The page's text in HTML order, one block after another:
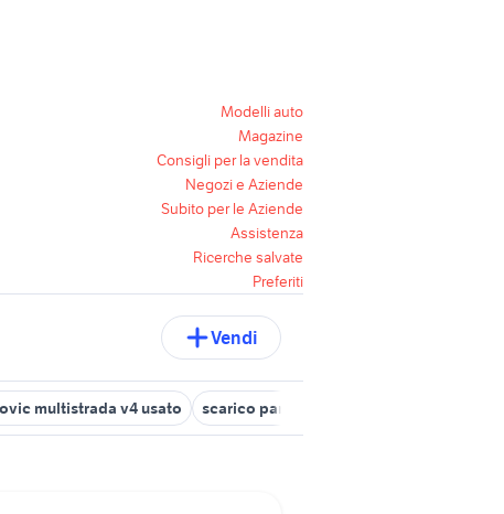
Modelli auto
Magazine
Consigli per la vendita
Negozi e Aziende
Subito per le Aziende
Assistenza
Ricerche salvate
Preferiti
Vendi
multistrada v4 usato scarico panigale v4 usato